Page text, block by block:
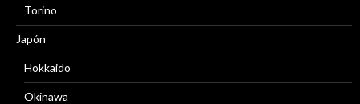
Torino
Japón
Hokkaido
Okinawa